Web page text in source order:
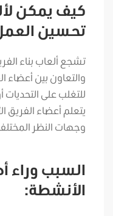
كيف يمكن
تحسين
تشجع ألعاب بناء
والتعاون بين أعضاء
للتغلب على
يتعلم أعضاء
وجهات النظر
السبب وراء
الأنشطة: